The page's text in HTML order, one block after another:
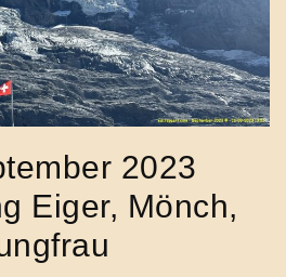
2023
Eiger, Mönch,